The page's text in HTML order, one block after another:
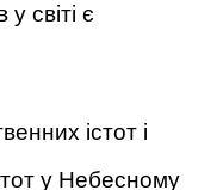
світі є
істот і
у Небесному